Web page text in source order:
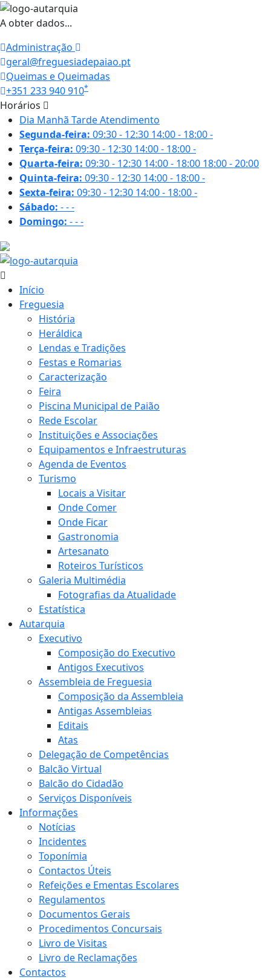
A obter dados...
Administração
geral@freguesiadepaiao.pt
Queimas e Queimadas
+351 233 940 910*
Horários
Dia Manhã TardeAtendimento
Segunda-feira: 09:30 - 12:30 14:00 - 18:00-
Terça-feira: 09:30 - 12:30 14:00 - 18:00-
Quarta-feira: 09:30 - 12:30 14:00 - 18:00 18:00 - 20:00
Quinta-feira: 09:30 - 12:30 14:00 - 18:00-
Sexta-feira: 09:30 - 12:30 14:00 - 18:00-
Sábado: ---
Domingo: ---
Início
Freguesia
História
Heráldica
Lendas e Tradições
Festas e Romarias
Caracterização
Feira
Piscina Municipal de Paião
Rede Escolar
Instituições e Associações
Equipamentos e Infraestruturas
Agenda de Eventos
Turismo
Locais a Visitar
Onde Comer
Onde Ficar
Gastronomia
Artesanato
Roteiros Turísticos
Galeria Multimédia
Fotografias da Atualidade
Estatística
Autarquia
Executivo
Composição do Executivo
Antigos Executivos
Assembleia de Freguesia
Composição da Assembleia
Antigas Assembleias
Editais
Atas
Delegação de Competências
Balcão Virtual
Balcão do Cidadão
Serviços Disponíveis
Informações
Notícias
Incidentes
Toponímia
Contactos Úteis
Refeições e Ementas Escolares
Regulamentos
Documentos Gerais
Procedimentos Concursais
Livro de Visitas
Livro de Reclamações
Contactos